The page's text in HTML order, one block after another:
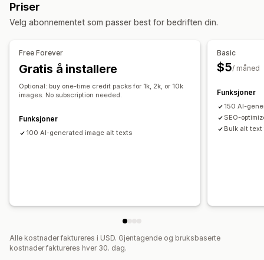
Automasjoner
Innsikt og tips
Priser
Velg abonnementet som passer best for bedriften din.
Free Forever
Gratis å installere
Optional: buy one-time credit packs for 1k, 2k, or 10k
images. No subscription needed.
Funksjoner
100 AI-generated image alt texts
Basic
$5/ måned
Funksjoner
150 AI-
SEO-
Bulk alt text
Alle kostnader faktureres i USD. Gjentagende og bruksbaserte
kostnader faktureres hver 30. dag.